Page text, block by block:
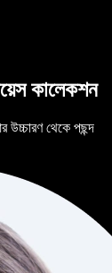
কালেকশন
থেকে পছন্দ